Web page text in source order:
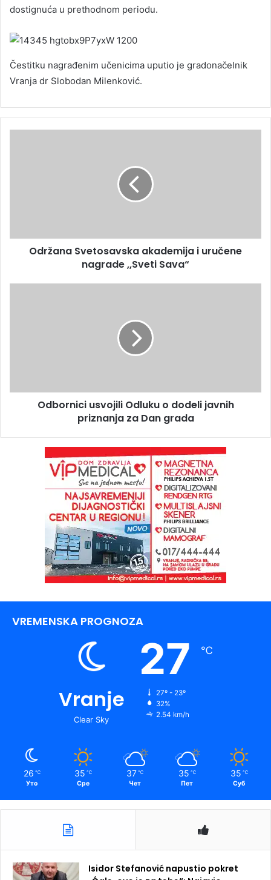
dostignuća u prethodnom periodu.
Čestitku nagrađenim učenicima uputio je gradonačelnik
Vranja dr Slobodan Milenković.
Održana Svetosavska akademija i uručene
nagrade ,,Sveti Sava“
Odbornici usvojili Odluku o dodeli javnih
priznanja za Dan grada
VREMENSKA PROGNOZA
Vranje
Clear Sky
27 ℃
27º - 23º
32%
2.54 km/h
26 ℃
Уто
35 ℃
Сре
37 ℃
Чет
35 ℃
Пет
35 ℃
Суб
Isidor Stefanović napustio pokret